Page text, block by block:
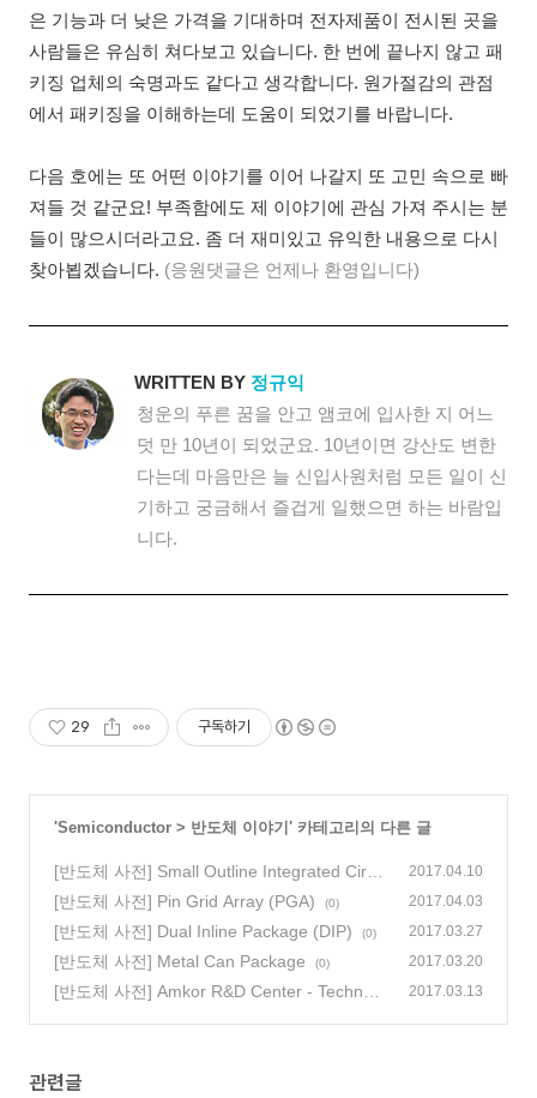
은 기능과 더 낮은 가격을 기대하며 전자제품이 전시된 곳을
사람들은 유심히 쳐다보고 있습니다. 한 번에 끝나지 않고 패
키징 업체의 숙명과도 같다고 생각합니다. 원가절감의 관점
에서 패키징을 이해하는데 도움이 되었기를 바랍니다.
다음 호에는 또 어떤 이야기를 이어 나갈지 또 고민 속으로 빠
져들 것 같군요! 부족함에도 제 이야기에 관심 가져 주시는 분
들이 많으시더라고요. 좀 더 재미있고 유익한 내용으로 다시
찾아뵙겠습니다. (응원댓글은 언제나 환영입니다)
WRITTEN BY 정규익
청운의 푸른 꿈을 안고 앰코에 입사한 지 어느
덧 만 10년이 되었군요. 10년이면 강산도 변한
다는데 마음만은 늘 신입사원처럼 모든 일이 신
기하고 궁금해서 즐겁게 일했으면 하는 바람입
니다.
29 구독하기
'Semiconductor > 반도체 이야기 ' 카테고리의 다른 글
[반도체 사전] Small Outline Integrated Circu
it (SOIC)
(0)
2017.04.10
[반도체 사전] Pin Grid Array (PGA) (0) 2017.04.03
[반도체 사전] Dual Inline Package (DIP) (0) 2017.03.27
[반도체 사전] Metal Can Package (0) 2017.03.20
[반도체 사전] Amkor R&D Center - Technolo
2017.03.13
관련글